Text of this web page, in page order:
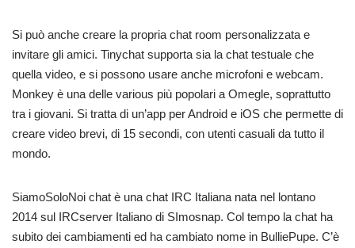
Si può anche creare la propria chat room personalizzata e
invitare gli amici. Tinychat supporta sia la chat testuale che
quella video, e si possono usare anche microfoni e webcam.
Monkey è una delle various più popolari a Omegle, soprattutto
tra i giovani. Si tratta di un’app per Android e iOS che permette di
creare video brevi, di 15 secondi, con utenti casuali da tutto il
mondo.
SiamoSoloNoi chat è una chat IRC Italiana nata nel lontano
2014 sul IRCserver Italiano di SImosnap. Col tempo la chat ha
subito dei cambiamenti ed ha cambiato nome in BulliePupe. C’è